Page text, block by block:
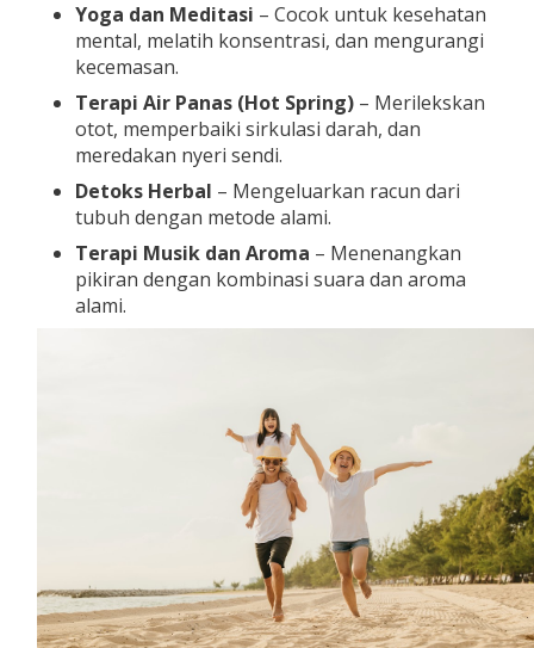
Yoga dan Meditasi – Cocok untuk kesehatan
mental, melatih konsentrasi, dan mengurangi
kecemasan.
Terapi Air Panas (Hot Spring) – Merilekskan
otot, memperbaiki sirkulasi darah, dan
meredakan nyeri sendi.
Detoks Herbal – Mengeluarkan racun dari
tubuh dengan metode alami.
Terapi Musik dan Aroma – Menenangkan
pikiran dengan kombinasi suara dan aroma
alami.